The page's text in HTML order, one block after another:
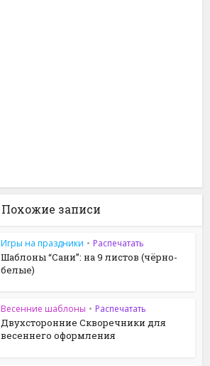
Похожие записи
Игры на праздники • Распечатать
Шаблоны “Сани”: на 9 листов (чёрно-
белые)
Весенние шаблоны • Распечатать
Двухсторонние Скворечники для
весеннего оформления